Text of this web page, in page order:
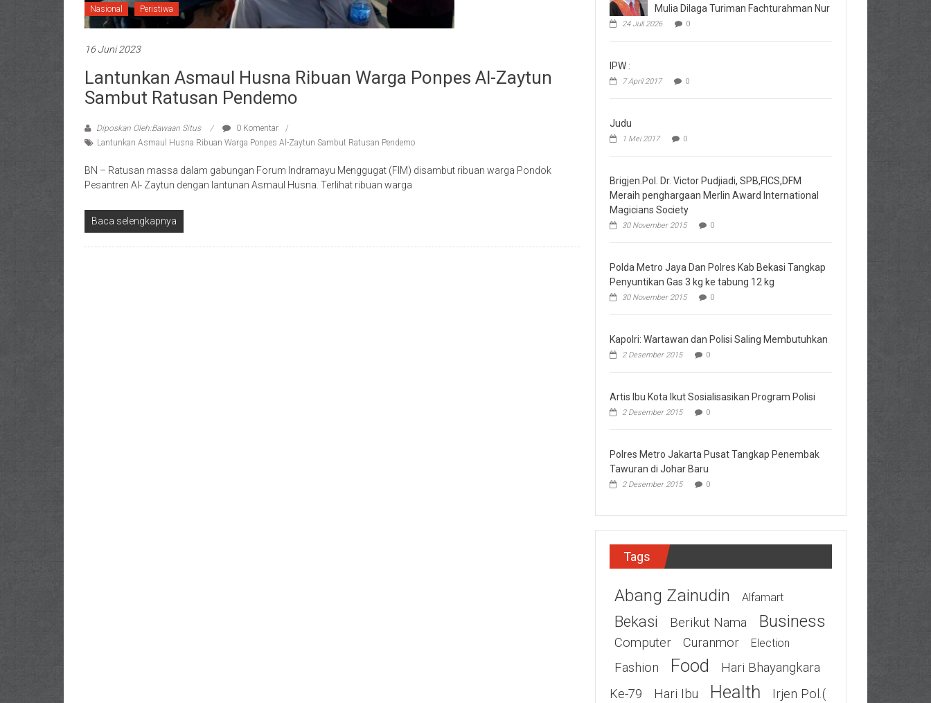
Nasional Peristiwa
16 Juni 2023
Lantunkan Asmaul Husna Ribuan Warga Ponpes Al-Zaytun
Sambut Ratusan Pendemo
Diposkan Oleh:Bawaan Situs
0 Komentar
Lantunkan Asmaul Husna Ribuan Warga Ponpes Al-Zaytun Sambut Ratusan Pendemo
BN – Ratusan massa dalam gabungan Forum Indramayu Menggugat (FIM) disambut ribuan warga Pondok
Pesantren Al- Zaytun dengan lantunan Asmaul Husna. Terlihat ribuan warga
Baca selengkapnya
Mulia Dilaga Turiman Fachturahman Nur
24 Juli 2026 0
IPW :
7 April 2017 0
Judu
1 Mei 2017 0
Brigjen.Pol. Dr. Victor Pudjiadi, SPB,FICS,DFM
Meraih penghargaan Merlin Award International
Magicians Society
30 November 2015 0
Polda Metro Jaya Dan Polres Kab Bekasi Tangkap
Penyuntikan Gas 3 kg ke tabung 12 kg
30 November 2015 0
Kapolri: Wartawan dan Polisi Saling Membutuhkan
2 Desember 2015 0
Artis Ibu Kota Ikut Sosialisasikan Program Polisi
2 Desember 2015 0
Polres Metro Jakarta Pusat Tangkap Penembak
Tawuran di Johar Baru
2 Desember 2015 0
Tags
Abang Zainudin Alfamart
Bekasi Berikut Nama Business
Computer Curanmor Election
Fashion Food
Hari Bhayangkara
Ke-79
Hari Ibu Health
Irjen Pol.(